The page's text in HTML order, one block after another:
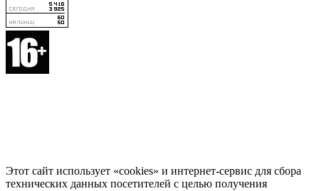
Этот сайт использует «cookies» и интернет-сервис для сбора
технических данных посетителей с целью получения